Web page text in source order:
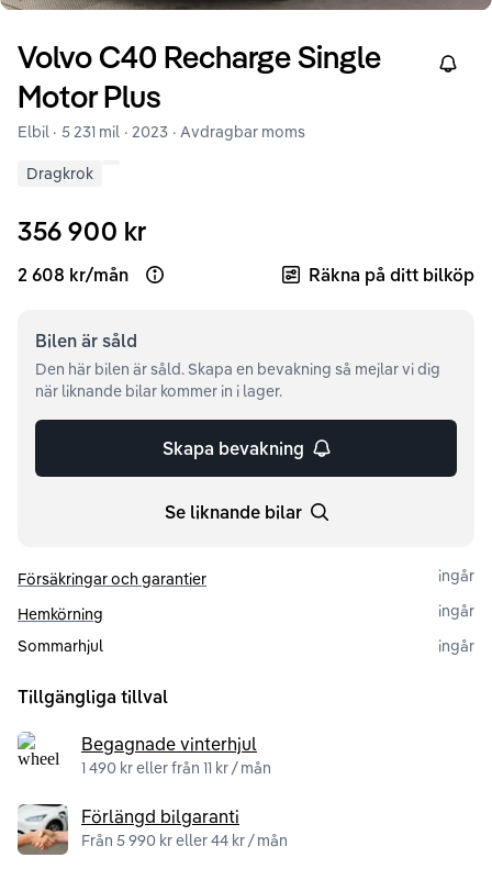
Volvo C40 Recharge Single
Motor Plus
Right
Elbil · 5 231 mil · 2023 · Avdragbar moms
Dragkrok
356 900 kr
2 608 kr/mån Open loan example Räkna på ditt bilköp
Bilen är såld
Den här bilen är såld. Skapa en bevakning så mejlar vi dig
när liknande bilar kommer in i lager.
Skapa bevakning
Se liknande bilar
Försäkringar och garantier
ingår
Hemkörning
ingår
Sommarhjul
ingår
Tillgängliga tillval
Begagnade vinterhjul
1 490 kr eller från 11 kr / mån
Förlängd bilgaranti
Från 5 990 kr eller 44 kr / mån